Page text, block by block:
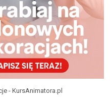
- KursAnimatora.pl